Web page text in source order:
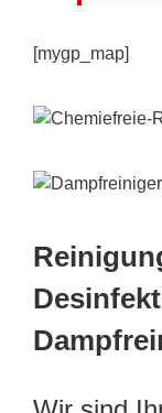
[mygp_map]